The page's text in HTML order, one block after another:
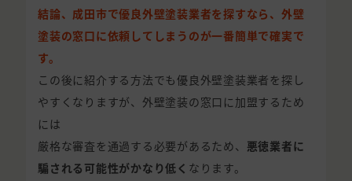
結論、成田市で優良外壁塗装業者を探すなら、外壁
塗装の窓口に依頼してしまうのが一番簡単で確実で
す。
この後に紹介する方法でも優良外壁塗装業者を探し
やすくなりますが、外壁塗装の窓口に加盟するため
には
厳格な審査を通過する必要があるため、 悪徳業者に
騙される可能性がかなり低く なります。